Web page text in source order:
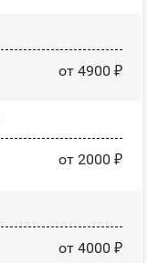
от 4900 ₽
от 2000 ₽
от 4000 ₽